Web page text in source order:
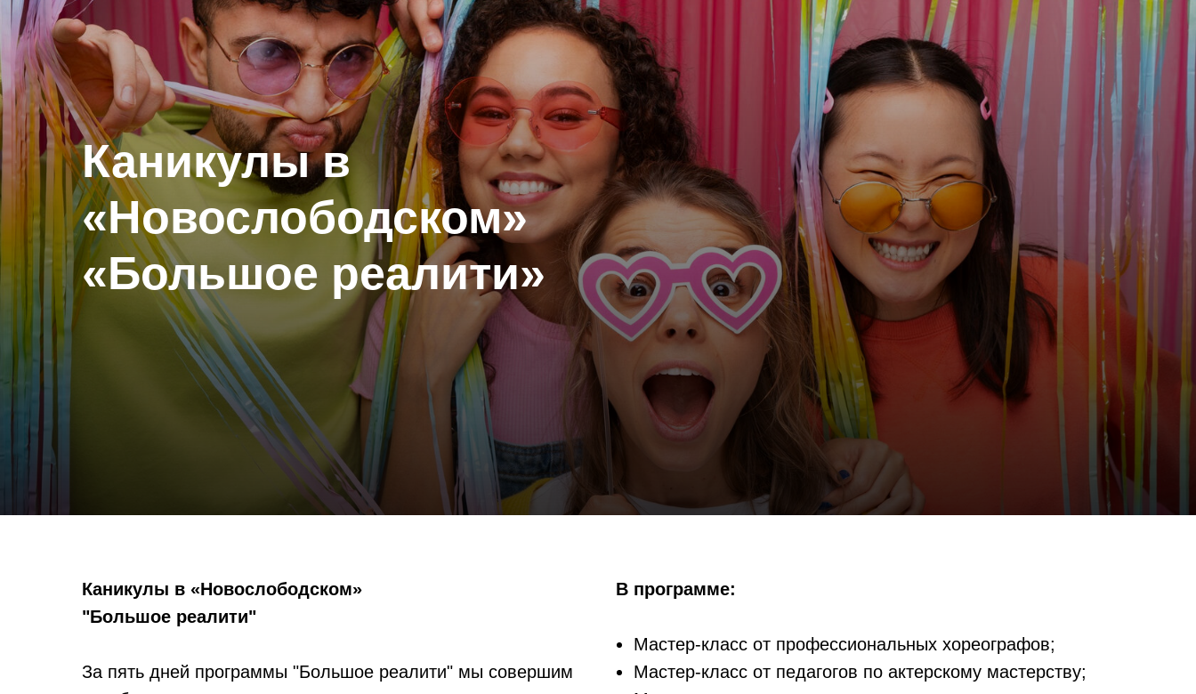
Каникулы в
«Новослободском»
«Большое реалити»
Каникулы в «Новослободском»
"Большое реалити"
За пять дней программы "Большое реалити" мы совершим
В программе:
Мастер-класс от профессиональных хореографов;
Мастер-класс от педагогов по актерскому мастерству;